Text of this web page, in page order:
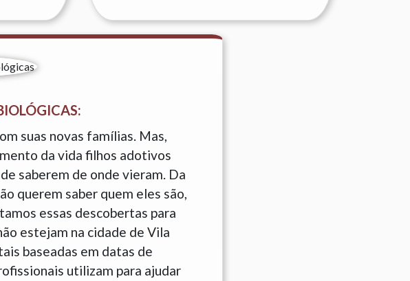
suas novas famílias. Mas,
da vida filhos adotivos
saberem de onde vieram. Da
querem saber quem eles são,
essas descobertas para
estejam na cidade de Vila
baseadas em datas de
utilizam para ajudar